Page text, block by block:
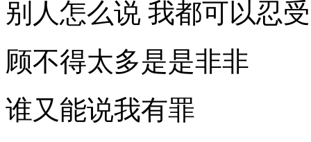
别人怎么说 我都可以忍受
顾不得太多是是非非
谁又能说我有罪